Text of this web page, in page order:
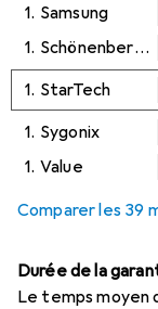
1. Samsung
1. Schönenberger
1. StarTech
1. Sygonix
1. Value
Comparer les 39
Durée de la
Le temps